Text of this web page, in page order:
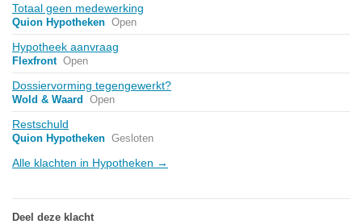
Totaal geen medewerking
Quion Hypotheken Open
Hypotheek aanvraag
Flexfront Open
Dossiervorming tegengewerkt?
Wold & Waard Open
Restschuld
Quion Hypotheken Gesloten
Alle klachten in Hypotheken →
Deel deze klacht